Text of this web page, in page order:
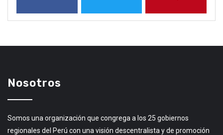
Nosotros
Somos una organización que congrega a los 25 gobiernos
regionales del Perú con una visión descentralista y de promoción